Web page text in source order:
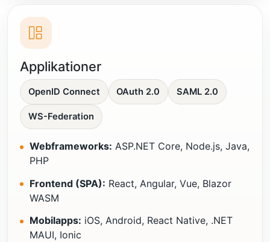
Applikationer
OpenID Connect OAuth 2.0 SAML 2.0
WS-Federation
Webframeworks: ASP.NET Core, Node.js, Java,
PHP
Frontend (SPA): React, Angular, Vue, Blazor
WASM
Mobilapps: iOS, Android, React Native, .NET
MAUI, Ionic